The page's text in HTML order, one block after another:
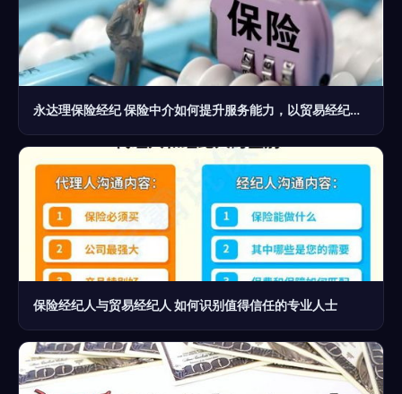
永达理保险经纪 保险中介如何提升服务能力，以贸易经纪为鉴
保险经纪人与贸易经纪人 如何识别值得信任的专业人士